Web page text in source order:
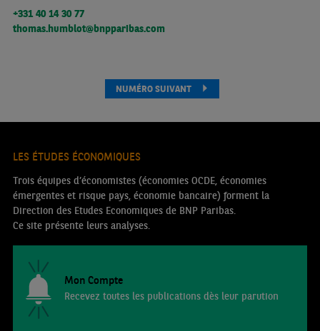
+331 40 14 30 77
thomas.humblot@bnpparibas.com
NUMÉRO SUIVANT
LES ÉTUDES ÉCONOMIQUES
Trois équipes d’économistes (économies OCDE, économies
émergentes et risque pays, économie bancaire) forment la
Direction des Etudes Economiques de BNP Paribas.
Ce site présente leurs analyses.
Mon Compte
Recevez toutes les publications dès leur parution